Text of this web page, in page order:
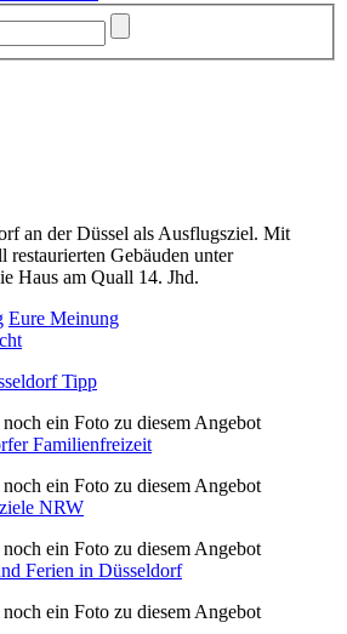
an der Düssel als Ausflugsziel. Mit
restaurierten Gebäuden unter
Haus am Quall 14. Jhd.
Eure Meinung
ein Foto zu diesem Angebot
ein Foto zu diesem Angebot
ein Foto zu diesem Angebot
ein Foto zu diesem Angebot